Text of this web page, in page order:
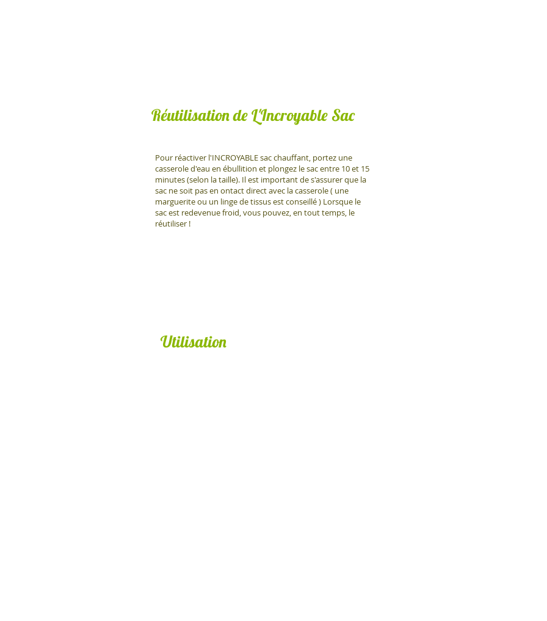
Réutilisation de L'Incroyable Sac
Pour réactiver l'INCROYABLE sac chauffant, portez une
casserole d'eau en ébullition et plongez le sac entre 10 et 15
minutes (selon la taille). Il est important de s'assurer que la
sac ne soit pas en ontact direct avec la casserole ( une
marguerite ou un linge de tissus est conseillé ) Lorsque le
sac est redevenue froid, vous pouvez, en tout temps, le
réutiliser !
Utilisation